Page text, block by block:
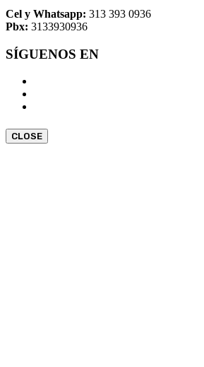
Cel y Whatsapp: 313 393 0936
Pbx: 3133930936
SÍGUENOS EN
CLOSE